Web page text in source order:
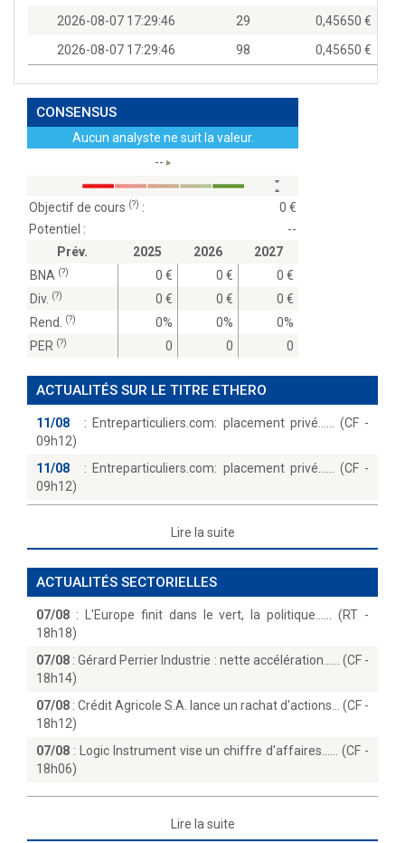
2026-08-07 17:29:46
29
0,45650
2026-08-07 17:29:46
98 0,45650
CONSENSUS
Aucun analyste ne suit la valeur.
--
Objectif de cours (?) :
0
Potentiel :
--
Prév.
2025 2026
2027
BNA (?) 0 0
0
Div. (?) 0 0
0
Rend.
(?) 0% 0%
0%
PER (?) 0 0 0
ACTUALITÉS SUR LE TITRE ETHERO
11/08 : Entreparticuliers.com: placement privé...… (CF -
09h12)
11/08
: Entreparticuliers.com: placement privé...… (CF -
09h12)
Lire la suite
ACTUALITÉS SECTORIELLES
07/08 :
L'Europe finit dans le vert, la politique...… (RT -
18h18)
07/08 :Gérard Perrier Industrie : nette accélération...… (CF -
18h14)
07/08 : Crédit Agricole S.A. lance un rachat d'actions… (CF -
18h12)
07/08 :
Logic Instrument vise un chiffre d'affaires...… (CF -
18h06)
Lire la suite